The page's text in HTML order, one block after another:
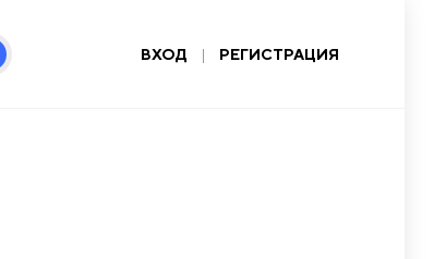
ВХОД | РЕГИСТРАЦИЯ